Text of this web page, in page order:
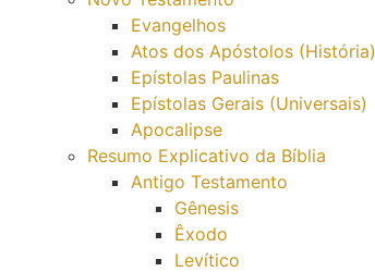
Evangelhos
Atos dos Apóstolos (História)
Epístolas Paulinas
Epístolas Gerais (Universais)
Apocalipse
Resumo Explicativo da Bíblia
Antigo Testamento
Gênesis
Êxodo
Levítico